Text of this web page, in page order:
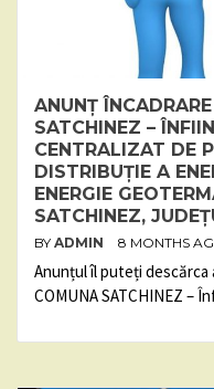
ANUNȚ
SATCHINEZ –
CENTRALIZAT DE
DISTRIBUȚIE A
ENERGIE
SATCHINEZ,
BY ADMIN 8 MONTHS
Anunțul îl puteți descărca
COMUNA SATCHINEZ –